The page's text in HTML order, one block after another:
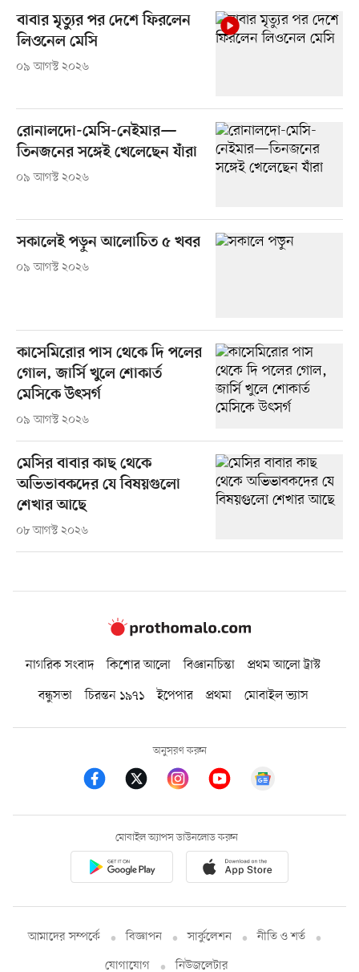
বাবার মৃত্যুর পর দেশে ফিরলেন
লিওনেল মেসি
০৯ আগস্ট ২০২৬
রোনালদো-মেসি-নেইমার—
তিনজনের সঙ্গেই খেলেছেন যাঁরা
০৯ আগস্ট ২০২৬
সকালেই পড়ুন আলোচিত ৫ খবর
০৯ আগস্ট ২০২৬
কাসেমিরোর পাস থেকে দি পলের
গোল, জার্সি খুলে শোকার্ত
মেসিকে উৎসর্গ
০৯ আগস্ট ২০২৬
মেসির বাবার কাছ থেকে
অভিভাবকদের যে বিষয়গুলো
শেখার আছে
০৮ আগস্ট ২০২৬
নাগরিক সংবাদ কিশোর আলো বিজ্ঞানচিন্তা
প্রথম আলো ট্রাস্ট
বন্ধুসভা
চিরন্তন ১৯৭১ ইপেপার প্রথমা মোবাইল ভ্যাস
অনুসরণ করুন
মোবাইল অ্যাপস ডাউনলোড করুন
আমাদের সম্পর্কে বিজ্ঞাপন সার্কুলেশন
নীতি ও শর্ত
যোগাযোগ
নিউজলেটার